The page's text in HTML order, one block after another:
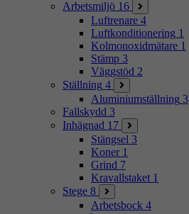
Arbetsmiljö 16
Luftrenare 4
Luftkonditionering 1
Kolmonoxidmätare 1
Stämp 3
Väggstöd 2
Ställning 4
Aluminiumställning 3
Fallskydd 3
Inhägnad 17
Stängsel 3
Koner 1
Grind 7
Kravallstaket 1
Stege 8
Arbetsbock 4